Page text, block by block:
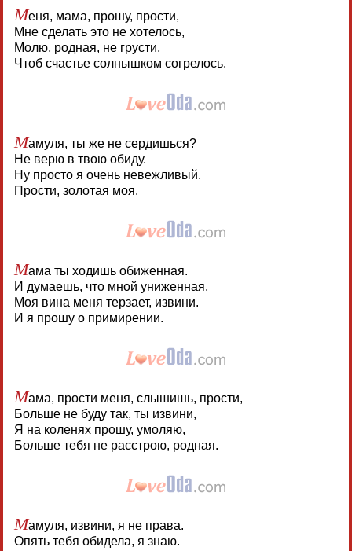
Меня, мама, прошу, прости,
Мне сделать это не хотелось,
Молю, родная, не грусти,
Чтоб счастье солнышком согрелось.
Мамуля, ты же не сердишься?
Не верю в твою обиду.
Ну просто я очень невежливый.
Прости, золотая моя.
Мама ты ходишь обиженная.
И думаешь, что мной униженная.
Моя вина меня терзает, извини.
И я прошу о примирении.
Мама, прости меня, слышишь, прости,
Больше не буду так, ты извини,
Я на коленях прошу, умоляю,
Больше тебя не расстрою, родная.
Мамуля, извини, я не права.
Опять тебя обидела, я знаю.